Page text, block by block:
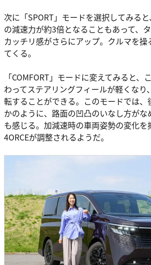
次に「SPORT」モードを選択してみる
の減速力が約3倍となることもあって、
カッチリ感がさらにアップ。クルマを操
てくる。
「COMFORT」モードに変えてみると、
わってステアリングフィールが軽くなり
転することができる。このモードでは、
かのように、路面の凹凸のいなし方が
も感じる。加減速時の車両姿勢の変化を
4ORCEが調整されるようだ。